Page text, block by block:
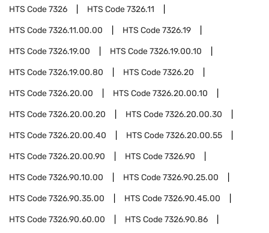
HTS Code7326 HTS Code7326.11
HTS Code7326.11.00.00 HTS Code7326.19
HTS Code7326.19.00 HTS Code7326.19.00.10
HTS Code7326.19.00.80 HTS Code7326.20
HTS Code7326.20.00 HTS Code7326.20.00.10
HTS Code7326.20.00.20 HTS Code7326.20.00.30
HTS Code7326.20.00.40 HTS Code7326.20.00.55
HTS Code7326.20.00.90 HTS Code7326.90
HTS Code7326.90.10.00 HTS Code7326.90.25.00
HTS Code7326.90.35.00 HTS Code7326.90.45.00
HTS Code7326.90.60.00 HTS Code7326.90.86